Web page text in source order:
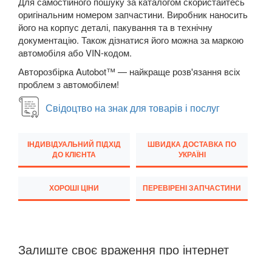
Transit VII
Transit Connect Mk1 (V227, TC7, PU2)
Transit Connect Mk2
Transit Courier Mk1
HONDA
JAGUAR keyboard_arrow_down
оригінальним номером запчастини. Виробник наносить
його на корпус деталі, пакування та в технічну
документацію. Також дізнатися його можна за маркою
автомобіля або VIN-кодом.
Авторозбірка Autobot™ — найкраще розв'язання всіх
проблем з автомобілем!
Свідоцтво на знак для товарів і послуг
ІНДИВІДУАЛЬНИЙ ПІДХІД
ДО КЛІЄНТА
ШВИДКА ДОСТАВКА ПО
УКРАЇНІ
ХОРОШІ ЦІНИ ПЕРЕВІРЕНІ ЗАПЧАСТИНИ
Залиште своє враження про інтернет